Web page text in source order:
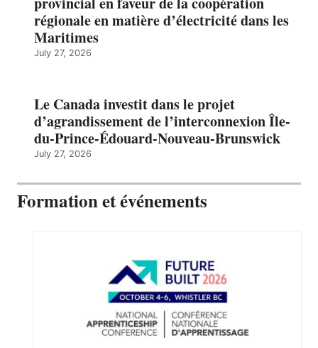
régionale en matière d’électricité dans les
Maritimes
July 27, 2026
Le Canada investit dans le projet
d’agrandissement de l’interconnexion Île-
du-Prince-Édouard-Nouveau-Brunswick
July 27, 2026
Formation et événements